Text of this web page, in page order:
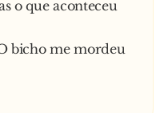
o que aconteceu
bicho me mordeu